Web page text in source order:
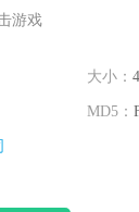
游戏
大小：
MD5：